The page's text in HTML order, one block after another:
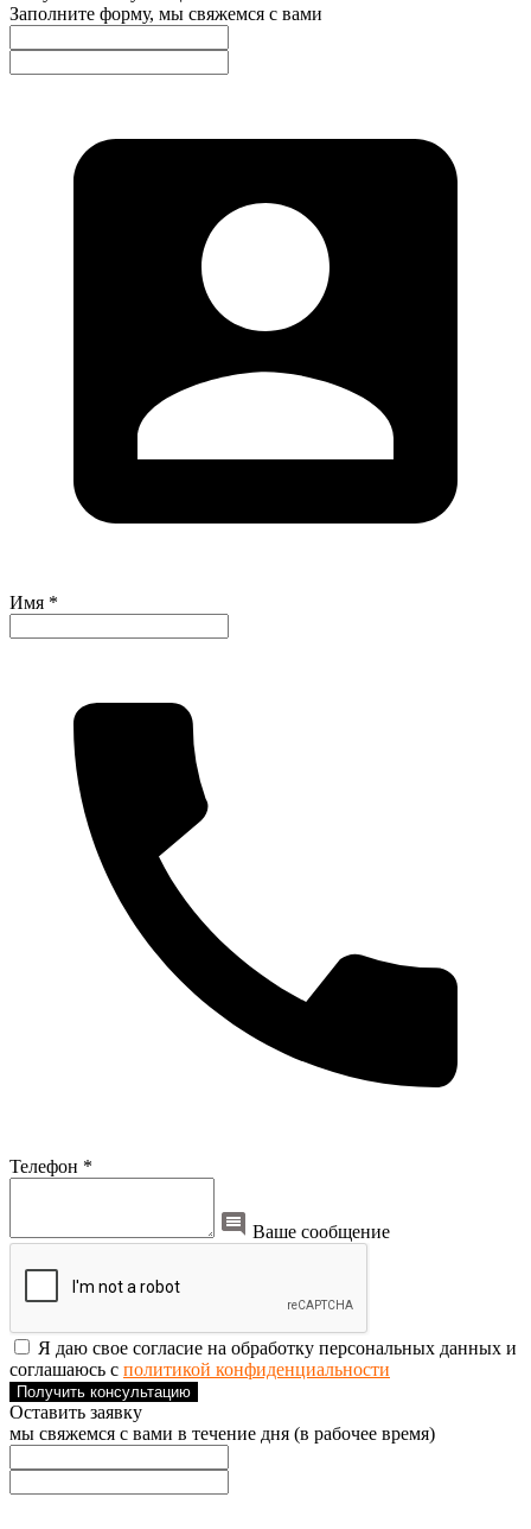
Заполните форму, мы свяжемся с вами
Имя *
Телефон *
Ваше сообщение
Я даю свое согласие на обработку персональных данных и
соглашаюсь с политикой конфиденциальности
Получить консультацию
Оставить заявку
мы свяжемся с вами в течение дня (в рабочее время)